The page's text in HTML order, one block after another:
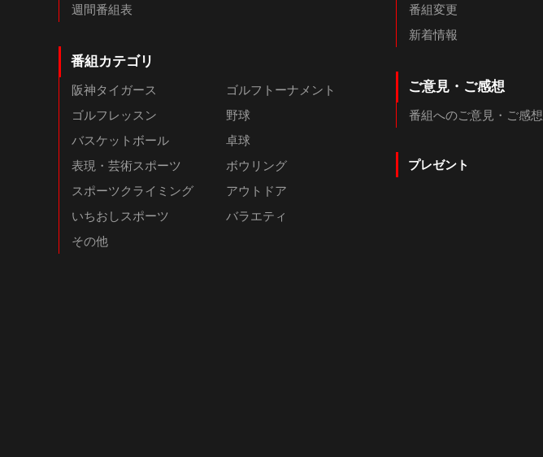
週間番組表
番組カテゴリ
阪神タイガース
ゴルフトーナメント
ゴルフレッスン
野球
バスケットボール
卓球
表現・芸術スポーツ
ボウリング
スポーツクライミング
アウトドア
いちおしスポーツ
バラエティ
その他
番組変更
新着情報
ご意見・ご感想
番組へのご意見・ご感想
プレゼント